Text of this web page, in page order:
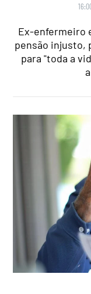
Ex-enfermeiro
pensão injusto,
para "toda a